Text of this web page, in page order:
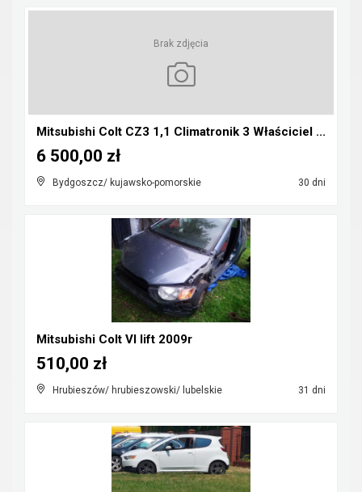
Brak zdjęcia
Mitsubishi Colt CZ3 1,1 Climatronik 3 Właściciel ...
Bydgoszcz/ kujawsko-pomorskie 30 dni
6 500,00 zł
Mitsubishi Colt VI lift 2009r
Hrubieszów/ hrubieszowski/ lubelskie 31 dni
510,00 zł